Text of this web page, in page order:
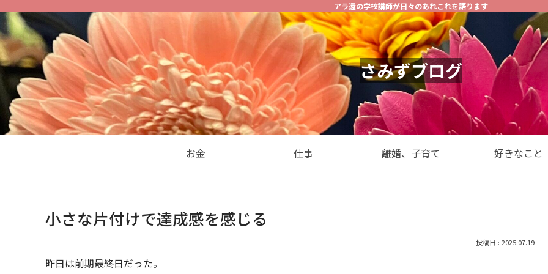
アラ還の学校講師が日々のあれこれを語ります
さみずブログ
お金 仕事 離婚、子育て 好きなこと
小さな片付けで達成感を感じる
2025.07.19
昨日は前期最終日だった。